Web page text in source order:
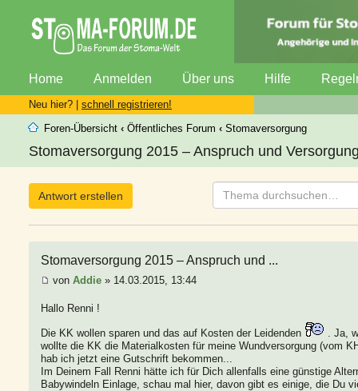
Home Anmelden Über uns Hilfe
Neu hier? | schnell registrieren!
Foren-Übersicht ‹ Öffentliches Forum ‹ Stomaversorgung
Stomaversorgung 2015 – Anspruch und
Antwort erstellen
Stomaversorgung 2015 – Anspruch und ...
von Addie » 14.03.2015, 13:44
Hallo Renni !
Die KK wollen sparen und das auf Kosten der Leidenden
. Ja,
wollte die KK die Materialkosten für meine Wundversorgung (vom
hab ich jetzt eine Gutschrift bekommen...
Im Deinem Fall Renni hätte ich für Dich allenfalls eine günstige
Babywindeln Einlage, schau mal hier, davon gibt es einige, die Du